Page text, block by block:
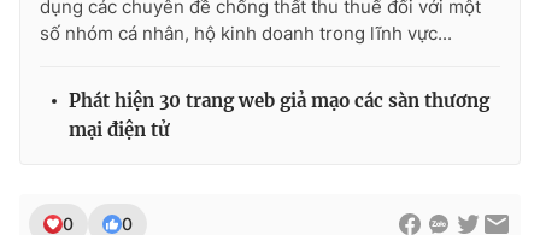
dụng các chuyên đề chống thất thu thuế đối với một
số nhóm cá nhân, hộ kinh doanh trong lĩnh vực...
Phát hiện 30 trang web giả mạo các sàn thương
mại điện tử
0 0